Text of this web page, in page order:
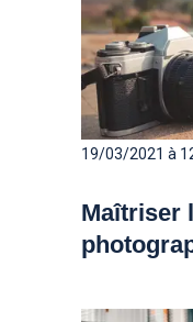
19/03/2021 à
Maîtriser